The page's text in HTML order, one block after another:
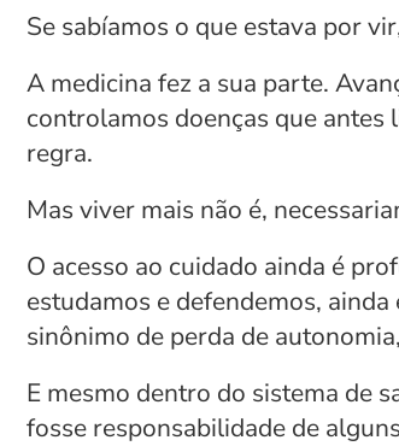
Se sabíamos o que estava por
A medicina fez a sua parte.
controlamos doenças que antes
regra.
Mas viver mais não é,
O acesso ao cuidado ainda é
estudamos e defendemos,
sinônimo de perda de
E mesmo dentro do sistema de
fosse responsabilidade de